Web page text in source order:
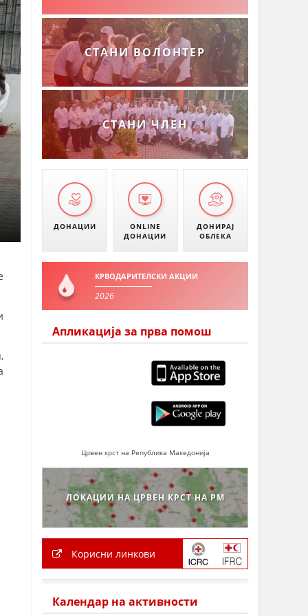
СТАНИ ВОЛОНТЕР
СТАНИ ЧЛЕН
ДОНАЦИИ
ONLINE
ДОНАЦИИ
ДОНИРАЈ
ОБЛЕКА
КРВОДАРИТЕЛСКИ АКЦИИ
2026
Апликација за прва помош
Црвен крст на Република Македонија
ЛОКАЦИИ НА ЦРВЕН КРСТ НА РМ
Корисни линкови
Календар на активности